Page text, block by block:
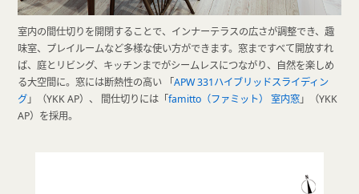
室内の間仕切りを開閉することで、インナーテラスの広さが調整でき、趣
味室、プレイルームなど多様な使い方ができます。窓まですべて開放すれ
ば、庭とリビング、キッチンまでがシームレスにつながり、自然を楽しめ
る大空間に。窓には断熱性の高い 「APW 331ハイブリッドスライディン
グ」（YKK AP）、 間仕切りには「famitto（ファミット） 室内窓」（YKK
AP）を採用。